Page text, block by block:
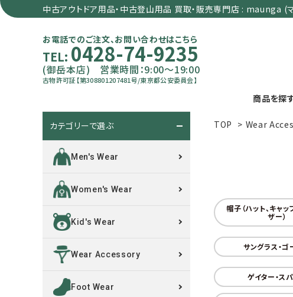
中古アウトドア用品・中古登山用品 買取・販売専門店 : maunga (
お電話でのご注文、お問い合わせはこちら
TEL: 0428-74-9235
(御岳本店) 営業時間：9:00～19:00
古物許可証【第308801207481号/東京都公安委員会】
商品を探
TOP > Wear
帽子（ハット、キャッ
ザー）
サングラス・ゴ
ゲイター・ス
カテゴリーで選ぶ
Men's Wear
Women's Wear
Kid's Wear
Wear Accessory
Foot Wear